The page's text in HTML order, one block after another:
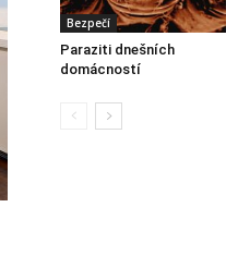
Bezpečí
Paraziti dnešních
domácností